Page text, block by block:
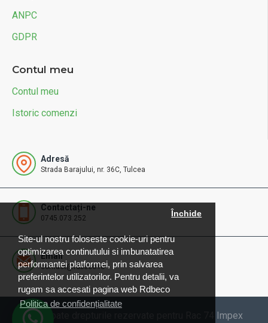
Site-ul nostru foloseste cookie-uri pentru
optimizarea continutului si imbunatatirea
performantei platformei, prin salvarea
preferintelor utilizatorilor. Pentru detalii, va
rugam sa accesati pagina web Rdbeco
Politica de confidențialitate
Închide
ANPC
GDPR
Contul meu
Contul meu
Istoric comenzi
Adresă
Strada Barajului, nr. 36C, Tulcea
Contactați-ne
0745.073.252
Email
contact@rdbeco.ro
© 2025 Toate drepturile rezervate pentru Rac 74 Impex